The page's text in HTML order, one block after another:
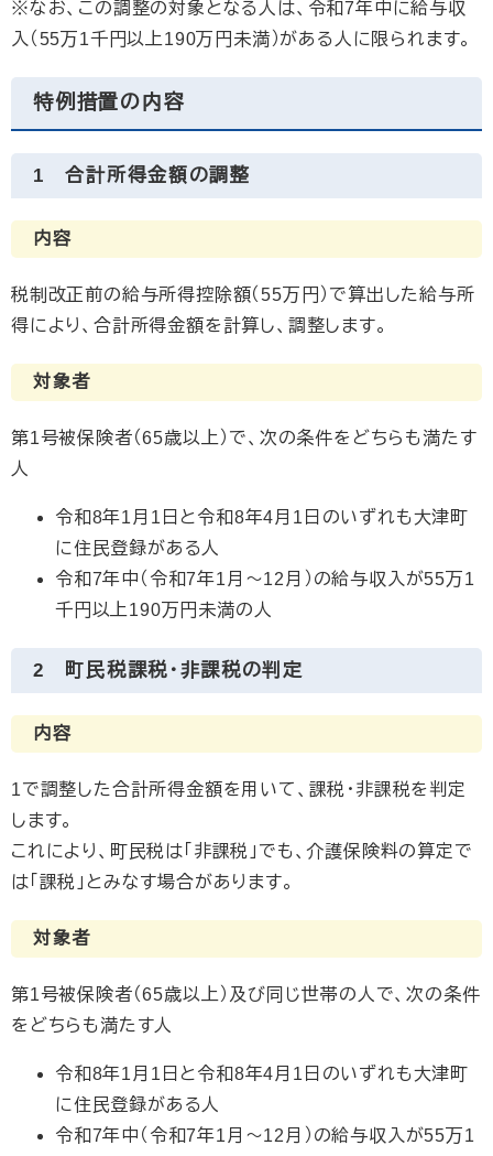
※なお、この調整の対象となる人は、令和7年中に給与収
入（55万1千円以上190万円未満）がある人に限られます。
特例措置の内容
1 合計所得金額の調整
内容
税制改正前の給与所得控除額（55万円）で算出した給与所
得により、合計所得金額を計算し、調整します。
対象者
第1号被保険者（65歳以上）で、次の条件をどちらも満たす
人
令和8年1月1日と令和8年4月1日のいずれも大津町
に住民登録がある人
令和7年中（令和7年1月〜12月）の給与収入が55万1
千円以上190万円未満の人
2 町民税課税・非課税の判定
内容
1で調整した合計所得金額を用いて、課税・非課税を判定
します。
これにより、町民税は「非課税」でも、介護保険料の算定で
は「課税」とみなす場合があります。
対象者
第1号被保険者（65歳以上）及び同じ世帯の人で、次の条件
をどちらも満たす人
令和8年1月1日と令和8年4月1日のいずれも大津町
に住民登録がある人
令和7年中（令和7年1月〜12月）の給与収入が55万1